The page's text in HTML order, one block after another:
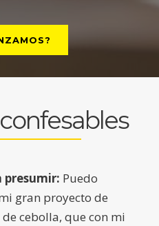
presumir: Puedo
gran proyecto de
cebolla, que con mi